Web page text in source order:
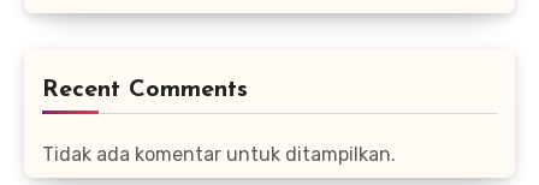
Recent Comments
Tidak ada komentar untuk ditampilkan.